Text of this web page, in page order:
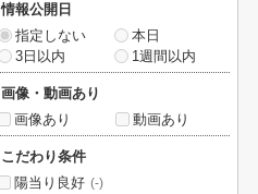
情報公開日
指定しない
本日
3日以内
1週間以内
画像・動画あり
画像あり
動画あり
こだわり条件
陽当り良好 (-)